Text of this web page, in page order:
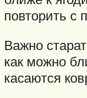
повторить с
Важно
как можно
касаются